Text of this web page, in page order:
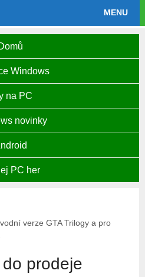
MENU
Windows
na PC
novinky
PC her
verze GTA Trilogy a pro
prodeje